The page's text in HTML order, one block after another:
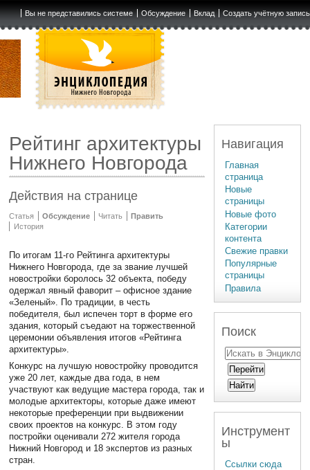
Вы не представились системе Обсуждение Вклад Создать учётную запись
Рейтинг архитектуры
Нижнего Новгорода
Действия на странице
Статья Обсуждение Читать
Править
История
По итогам 11-го Рейтинга архитектуры
Нижнего Новгорода, где за звание лучшей
новостройки боролось 32 объекта, победу
одержал явный фаворит – офисное здание
«Зеленый». По традиции, в честь
победителя, был испечен торт в форме его
здания, который съедают на торжественной
церемонии объявления итогов «Рейтинга
архитектуры».
Конкурс на лучшую новостройку проводится
уже 20 лет, каждые два года, в нем
участвуют как ведущие мастера города, так и
молодые архитекторы, которые даже имеют
некоторые преференции при выдвижении
своих проектов на конкурс. В этом году
постройки оценивали 272 жителя города
Нижний Новгород и 18 экспертов из разных
стран.
Навигация
Главная
страница
Новые
страницы
Новые фото
Категории
контента
Свежие правки
Популярные
страницы
Правила
Поиск
Инструмент
ы
Ссылки сюда